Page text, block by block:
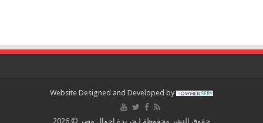
Website Designed and Developed by
حقوق النشر محفوظة لـجريدة احوال مصر © 2026